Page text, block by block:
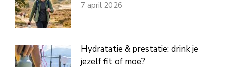
7 april 2026
Hydratatie & prestatie: drink je
jezelf fit of moe?